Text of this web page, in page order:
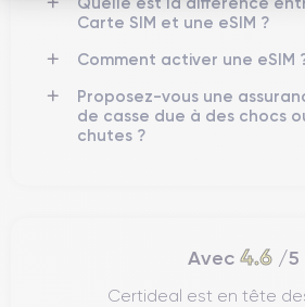
Carte SIM et une eSIM ?
Comment activer une eSIM
Proposez-vous une
de casse due à des chocs
chutes ?
Avec 4.6/5
Certideal est en tête